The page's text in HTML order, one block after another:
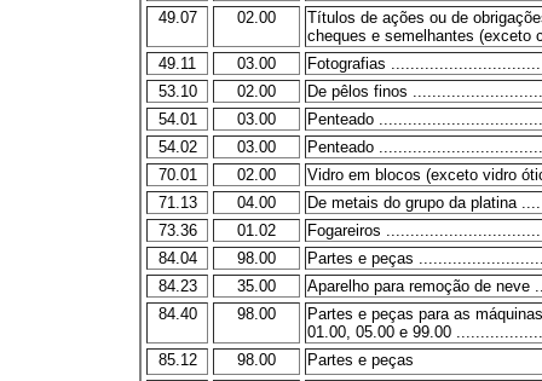
49.07
02.00
Títulos de ações ou de
cheques e semelhantes (exceto
49.11
03.00
Fotografias
53.10
02.00
De pêlos finos
54.01
03.00
Penteado
54.02
03.00
Penteado
70.01
02.00
Vidro em blocos (exceto vidro
71.13
04.00
De metais do grupo da platina
73.36
01.02
Fogareiros
84.04
98.00
Partes e peças
84.23
35.00
Aparelho para remoção de
84.40
98.00
Partes e peças para as
01.00, 05.00 e 99.00
85.12
98.00
Partes e peças